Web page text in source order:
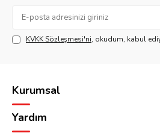
KVKK Sözleşmesi'ni, okudum, kabul
Kurumsal
Yardım